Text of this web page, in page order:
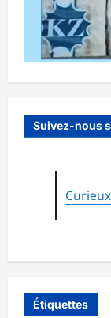
Suivez-nous
Étiquettes